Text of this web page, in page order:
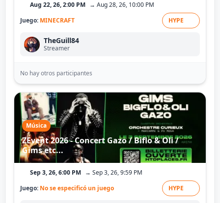
Aug 22, 26, 2:00 PM → Aug 28, 26, 10:00 PM
Juego: MINECRAFT HYPE
TheGuill84
Streamer
No hay otros participantes
Música
ZEvent 2026 - Concert Gazo / Biflo & Oli /
Gims etc...
Sep 3, 26, 6:00 PM → Sep 3, 26, 9:59 PM
Juego: No se especificó un juego HYPE